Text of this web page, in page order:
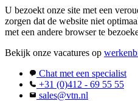
U bezoekt onze site met een
zorgen dat de website niet
met een andere browser te
Bekijk onze vacatures op
Chat met een specialist
+31 (0)412 - 69 55 55
sales@vtn.nl